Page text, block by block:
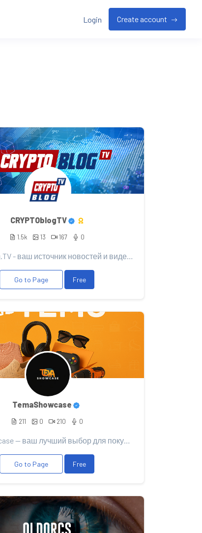
Login Create account
CRYPTOblogTV
1.5k 13 167 0
CRYPTOblog.TV - ваш источник новостей и видео-блога о мире криптовалют и блокчейна! Мы - команда энт...
Go to Page Free
TemaShowcase
211 0 210 0
Tema Showcase — ваш лучший выбор для покупок на платформе Temu! 🎉
Go to Page Free